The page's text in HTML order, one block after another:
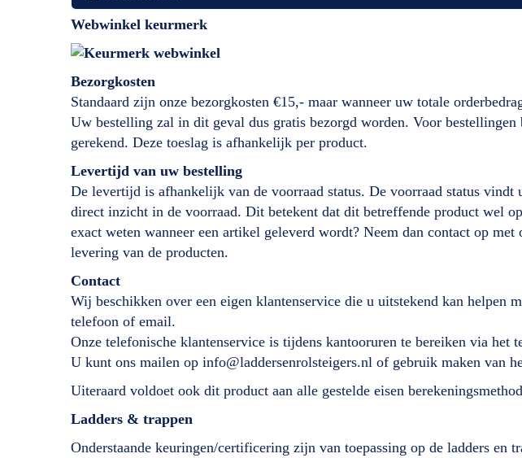
Webwinkel keurmerk
Bezorgkosten
Standaard zijn onze bezorgkosten €15,- maar wanneer uw totale
Uw bestelling zal in dit geval dus gratis bezorgd worden. Voor
gerekend. Deze toeslag is afhankelijk per product.
Levertijd van uw bestelling
De levertijd is afhankelijk van de voorraad status. De voorraad status
direct inzicht in de voorraad. Dit betekent dat dit betreffende product wel
exact weten wanneer een artikel geleverd wordt? Neem dan contact op
levering van de producten.
Contact
Wij beschikken over een eigen klantenservice die u uitstekend kan helpen
telefoon of email.
Onze telefonische klantenservice is tijdens kantooruren te bereiken via het
U kunt ons mailen op info@laddersenrolsteigers.nl of gebruik maken van
Uiteraard voldoet ook dit product aan alle gestelde eisen
Ladders & trappen
Onderstaande keuringen/certificering zijn van toepassing op de ladders en